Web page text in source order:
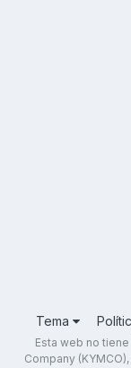
Tema
Esta web no
Company